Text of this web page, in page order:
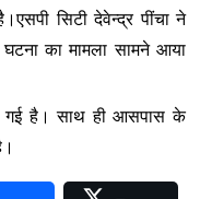
सिटी देवेन्द्र पींचा ने
का मामला सामने आया
गई है। साथ ही आसपास के